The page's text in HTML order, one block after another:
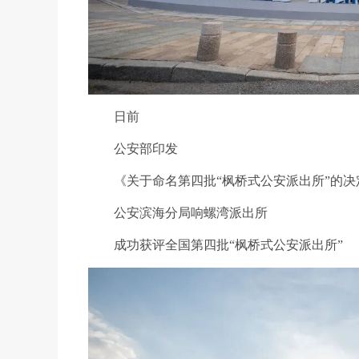
日前
公安部印发
《关于命名第四批“枫桥式公安派出所”的
公安滨海分局响螺湾派出所
成功获评全国第四批“枫桥式公安派出所”